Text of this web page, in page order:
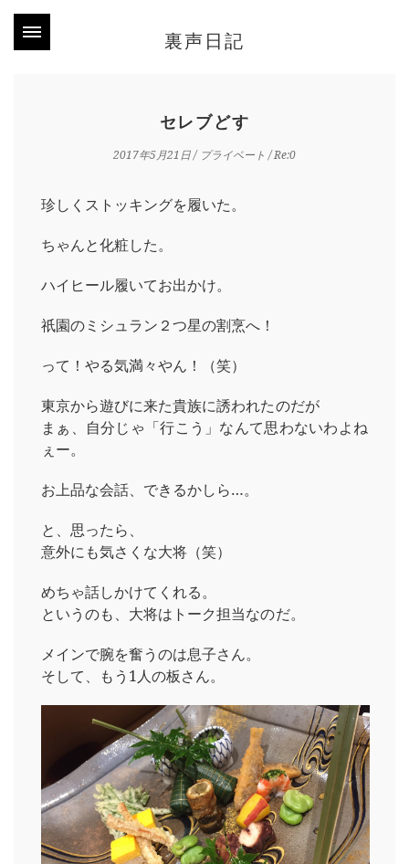
裏声日記
セレブどす
2017年5月21日/ プライベート / Re:0
珍しくストッキングを履いた。
ちゃんと化粧した。
ハイヒール履いてお出かけ。
祇園のミシュラン２つ星の割烹へ！
って！やる気満々やん！（笑）
東京から遊びに来た貴族に誘われたのだが
まぁ、自分じゃ「行こう」なんて思わないわよね
ぇー。
お上品な会話、できるかしら…。
と、思ったら、
意外にも気さくな大将（笑）
めちゃ話しかけてくれる。
というのも、大将はトーク担当なのだ。
メインで腕を奮うのは息子さん。
そして、もう1人の板さん。